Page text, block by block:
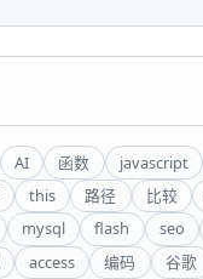
AI 函数 javascript
this 路径 比较
mysql flash seo
access 编码 谷歌